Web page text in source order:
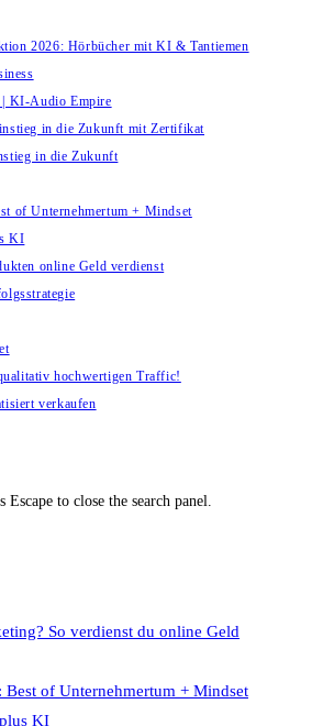
2026: Hörbücher mit KI & Tantiemen
KI‑Audio Empire
in die Zukunft mit Zertifikat
in die Zukunft
of Unternehmertum + Mindset
KI
online Geld verdienst
hochwertigen Traffic!
verkaufen
Escape to close the search panel.
So verdienst du online Geld
of Unternehmertum + Mindset
KI